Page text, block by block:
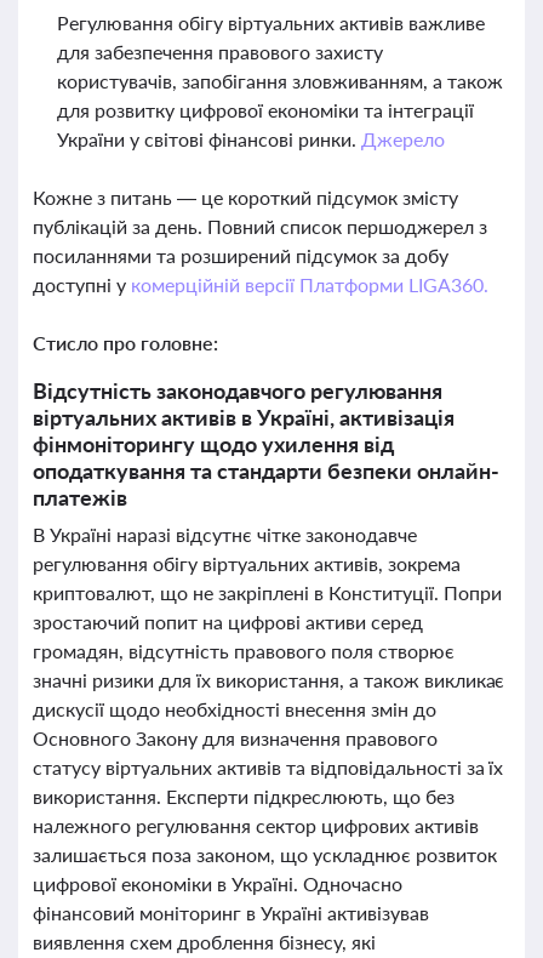
Регулювання обігу віртуальних активів важливе
для забезпечення правового захисту
користувачів, запобігання зловживанням, а також
для розвитку цифрової економіки та інтеграції
України у світові фінансові ринки. Джерело
Кожне з питань — це короткий підсумок змісту
публікацій за день. Повний список першоджерел з
посиланнями та розширений підсумок за добу
доступні у комерційній версії Платформи LIGA360.
Стисло про головне:
Відсутність законодавчого регулювання
віртуальних активів в Україні, активізація
фінмоніторингу щодо ухилення від
оподаткування та стандарти безпеки онлайн-
платежів
В Україні наразі відсутнє чітке законодавче
регулювання обігу віртуальних активів, зокрема
криптовалют, що не закріплені в Конституції. Попри
зростаючий попит на цифрові активи серед
громадян, відсутність правового поля створює
значні ризики для їх використання, а також викликає
дискусії щодо необхідності внесення змін до
Основного Закону для визначення правового
статусу віртуальних активів та відповідальності за їх
використання. Експерти підкреслюють, що без
належного регулювання сектор цифрових активів
залишається поза законом, що ускладнює розвиток
цифрової економіки в Україні. Одночасно
фінансовий моніторинг в Україні активізував
виявлення схем дроблення бізнесу, які